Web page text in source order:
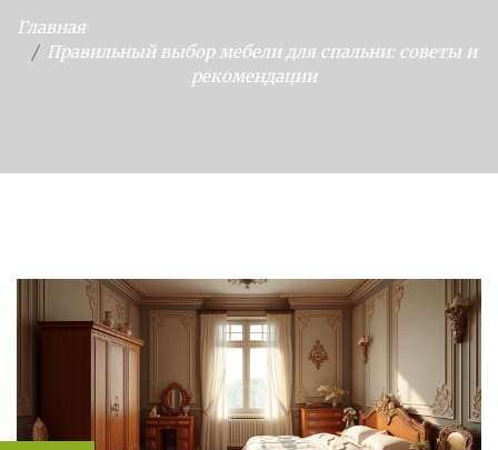
Главная
Правильный выбор мебели для спальни: советы и
рекомендации